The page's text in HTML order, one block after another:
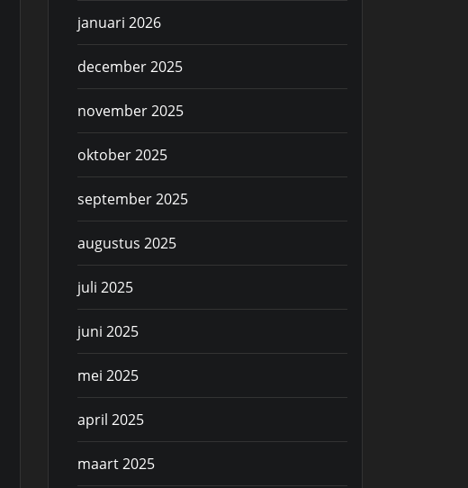
januari 2026
december 2025
november 2025
oktober 2025
september 2025
augustus 2025
juli 2025
juni 2025
mei 2025
april 2025
maart 2025